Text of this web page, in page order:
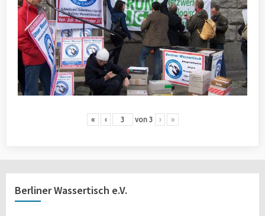
« ‹ von 3 › »
Berliner Wassertisch e.V.